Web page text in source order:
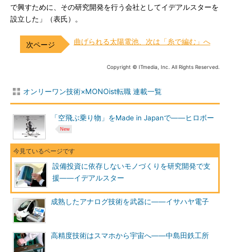
で興すために、その研究開発を行う会社としてイデアルスターを
設立した」（表氏）。
曲げられる太陽電池、次は「糸で編む」へ
Copyright © ITmedia, Inc. All Rights Reserved.
オンリーワン技術×MONOist転職 連載一覧
「空飛ぶ乗り物」をMade in Japanで――ヒロボー
設備投資に依存しないモノづくりを研究開発で支
援――イデアルスター
成熟したアナログ技術を武器に――イサハヤ電子
高精度技術はスマホから宇宙へ――中島田鉄工所